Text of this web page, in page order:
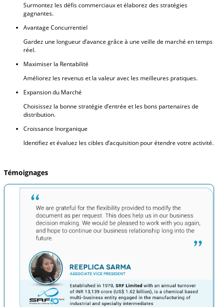
Surmontez les défis commerciaux et élaborez des stratégies
gagnantes.
Avantage Concurrentiel
Gardez une longueur d’avance grâce à une veille de marché en temps
réel.
Maximiser la Rentabilité
Améliorez les revenus et la valeur avec les meilleures pratiques.
Expansion du Marché
Choisissez la bonne stratégie d’entrée et les bons partenaires de
distribution.
Croissance Inorganique
Identifiez et évaluez les cibles d’acquisition pour étendre votre activité.
Témoignages